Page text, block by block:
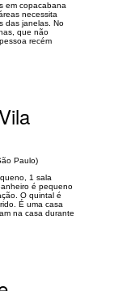
em copacabana
necessita
das janelas. No
que não
recém
Paulo)
1 sala
é pequeno
O quintal é
É uma casa
na casa durante